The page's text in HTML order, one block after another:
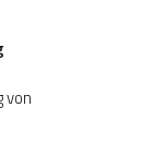
von